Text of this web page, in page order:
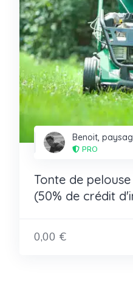
Benoit,
PRO
Tonte de
(50% de crédit
0,00 €